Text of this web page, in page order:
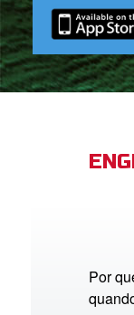
Bible App
Por